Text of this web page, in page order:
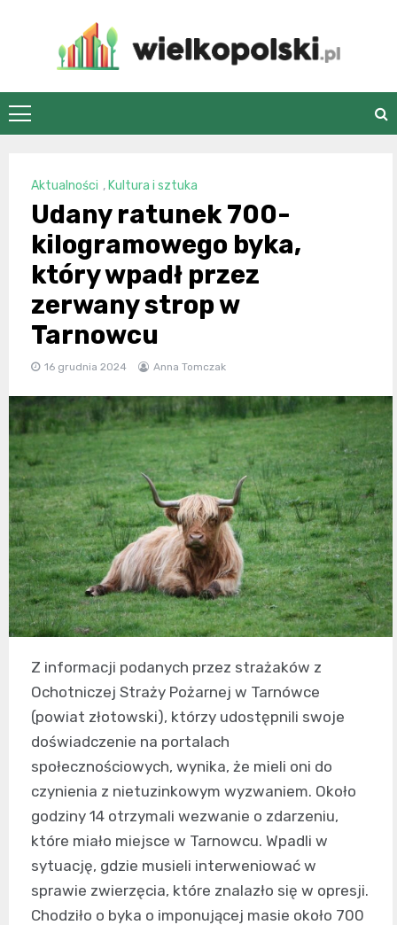
wielkopolski.pl
Aktualności , Kultura i sztuka
Udany ratunek 700-
kilogramowego byka,
który wpadł przez
zerwany strop w
Tarnowcu
16 grudnia 2024 Anna Tomczak
Z informacji podanych przez strażaków z
Ochotniczej Straży Pożarnej w Tarnówce
(powiat złotowski), którzy udostępnili swoje
doświadczenie na portalach
społecznościowych, wynika, że mieli oni do
czynienia z nietuzinkowym wyzwaniem. Około
godziny 14 otrzymali wezwanie o zdarzeniu,
które miało miejsce w Tarnowcu. Wpadli w
sytuację, gdzie musieli interweniować w
sprawie zwierzęcia, które znalazło się w opresji.
Chodziło o byka o imponującej masie około 700